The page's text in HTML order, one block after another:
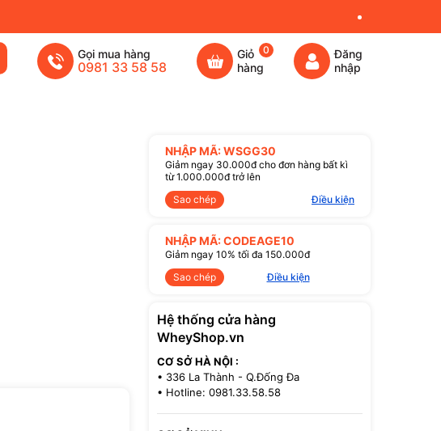
Gọi mua hàng
0981 33 58 58
Giỏ
hàng
0
Đăng
nhập
NHẬP MÃ: WSGG30
Giảm ngay 30.000đ cho đơn hàng bất kì
từ 1.000.000đ trở lên
Sao chép
Điều kiện
NHẬP MÃ: CODEAGE10
Giảm ngay 10% tối đa 150.000đ
Sao chép
Điều kiện
Hệ thống cửa hàng
WheyShop.vn
CƠ SỞ HÀ NỘI :
• 336 La Thành - Q.Đống Đa
• Hotline: 0981.33.58.58